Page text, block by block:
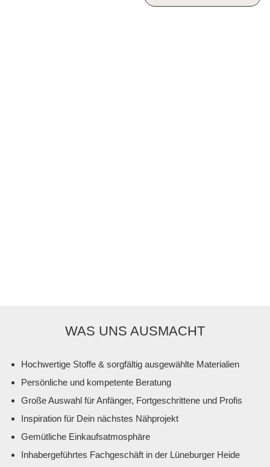
WAS UNS AUSMACHT
Hochwertige Stoffe & sorgfältig ausgewählte Materialien
Persönliche und kompetente Beratung
Große Auswahl für Anfänger, Fortgeschrittene und Profis
Inspiration für Dein nächstes Nähprojekt
Gemütliche Einkaufsatmosphäre
Inhabergeführtes Fachgeschäft in der Lüneburger Heide